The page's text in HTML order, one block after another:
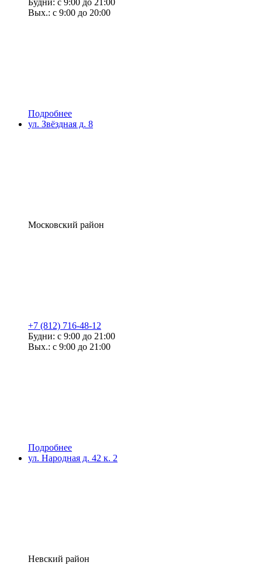
Будни: с 9:00 до 21:00
Вых.: с 9:00 до 20:00
Подробнее
ул. Звёздная д. 8
Московский район
+7 (812) 716-48-12
Будни: с 9:00 до 21:00
Вых.: с 9:00 до 21:00
Подробнее
ул. Народная д. 42 к. 2
Невский район